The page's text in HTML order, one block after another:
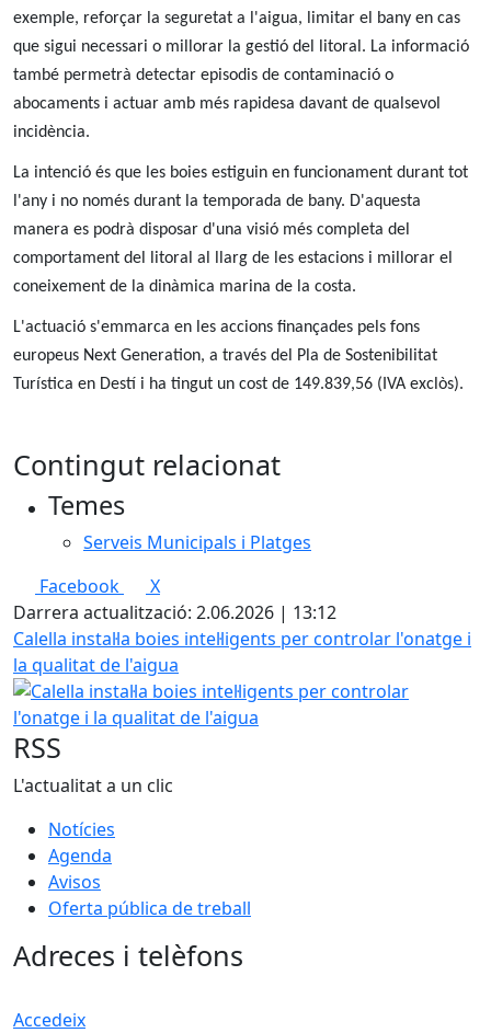
exemple, reforçar la seguretat a l'aigua, limitar el bany en cas
que sigui necessari o millorar la gestió del litoral. La informació
també permetrà detectar episodis de contaminació o
abocaments i actuar amb més rapidesa davant de qualsevol
incidència.
La intenció és que les boies estiguin en funcionament durant tot
l'any i no només durant la temporada de bany. D'aquesta
manera es podrà disposar d'una visió més completa del
comportament del litoral al llarg de les estacions i millorar el
coneixement de la dinàmica marina de la costa.
L'actuació s'emmarca en les accions finançades pels fons
europeus Next Generation, a través del Pla de Sostenibilitat
Turística en Destí i ha tingut un cost de 149.839,56 (IVA exclòs).
Contingut relacionat
Temes
Serveis Municipals i Platges
Facebook
X
Darrera actualització: 2.06.2026 | 13:12
Calella instal·la boies intel·ligents per controlar l'onatge i
la qualitat de l'aigua
RSS
L'actualitat a un clic
Notícies
Agenda
Avisos
Oferta pública de treball
Adreces i telèfons
Accedeix